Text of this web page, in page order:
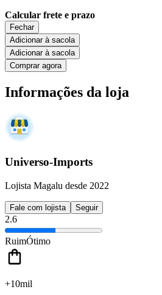
Calcular frete e prazo
Fechar
Adicionar à sacola
Adicionar à sacola
Comprar agora
Informações da loja
Universo-Imports
Lojista Magalu desde 2022
Fale com lojista Seguir
2.6
RuimÓtimo
+10mil